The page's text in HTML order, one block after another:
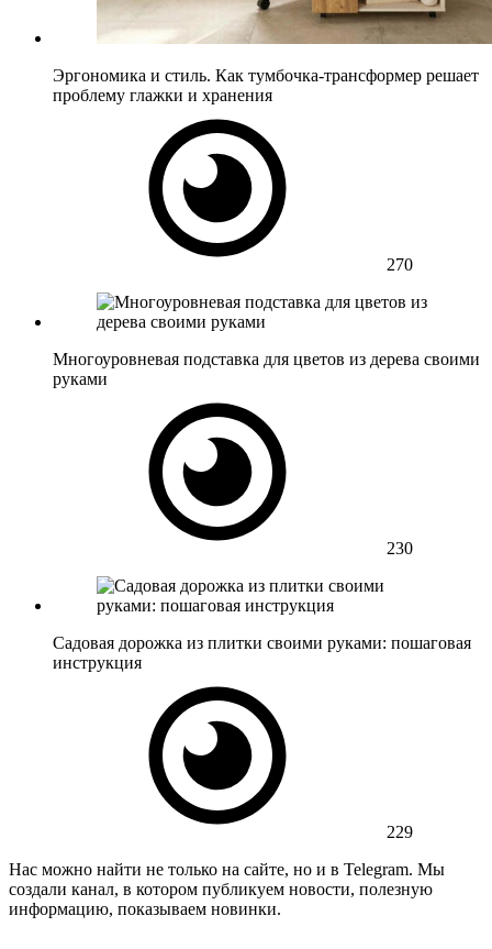
Эргономика и стиль. Как тумбочка-трансформер решает
проблему глажки и хранения
270
Многоуровневая подставка для цветов из дерева своими
руками
230
Садовая дорожка из плитки своими руками: пошаговая
инструкция
229
Нас можно найти не только на сайте, но и в Telegram. Мы
создали канал, в котором публикуем новости, полезную
информацию, показываем новинки.